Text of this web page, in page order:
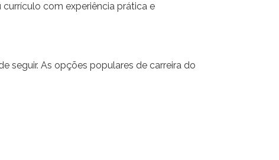
com experiência prática e
seguir. As opções populares de carreira do